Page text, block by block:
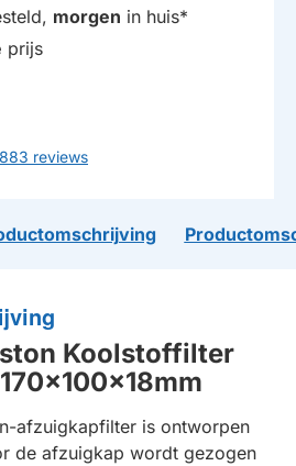
morgen in huis*
prijs
reviews
Koolstoffilter
afzuigkapfilter is ontworpen
de afzuigkap wordt gezogen